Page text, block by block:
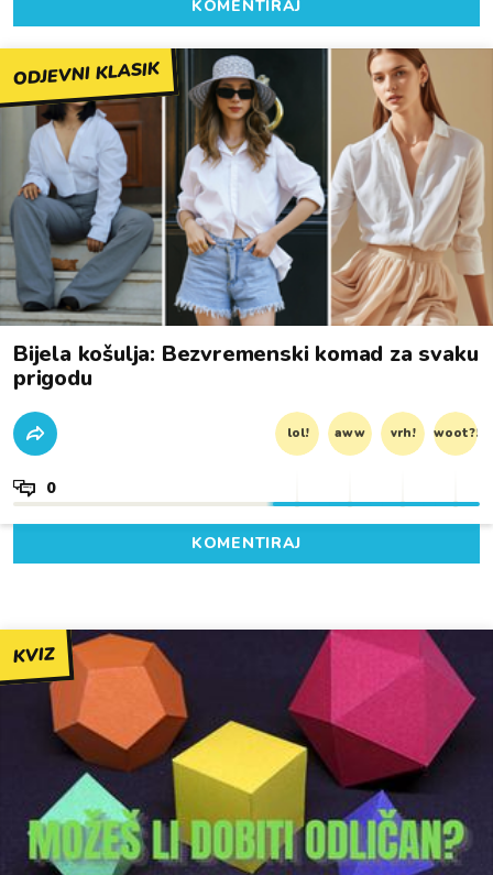
KOMENTIRAJ
ODJEVNI KLASIK
Bijela košulja: Bezvremenski komad za svaku
prigodu
lol! aww vrh! woot?!
0
KOMENTIRAJ
KVIZ